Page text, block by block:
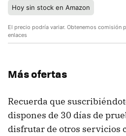
Hoy sin stock en Amazon
El precio podría variar. Obtenemos comisión
enlaces
Más ofertas
Recuerda que
dispones de 30 días de
disfrutar de otros servicios